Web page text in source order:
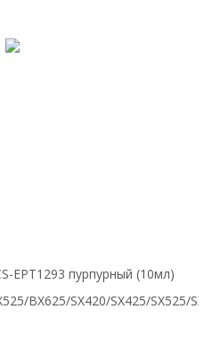
EPT1293 пурпурный (10мл)
BX625/SX420/SX425/SX525/